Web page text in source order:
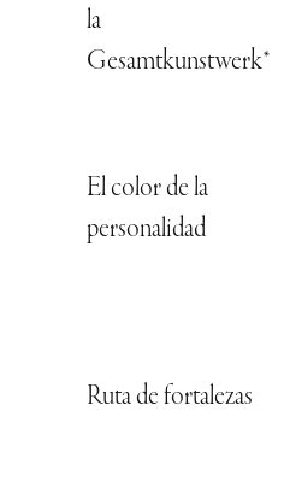
la
Gesamtkunstwerk*
El color de la
personalidad
Ruta de fortalezas